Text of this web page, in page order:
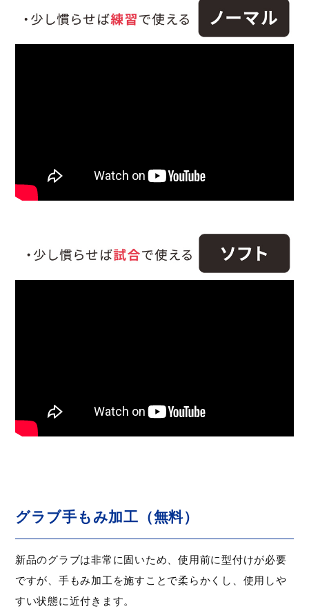
グラブ手もみ加工（無料）
新品のグラブは非常に固いため、使用前に型付けが必要
ですが、手もみ加工を施すことで柔らかくし、使用しや
すい状態に近付きます。